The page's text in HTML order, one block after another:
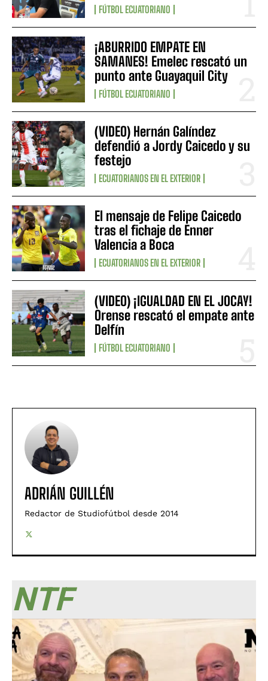
FÚTBOL ECUATORIANO
¡ABURRIDO EMPATE EN
SAMANES! Emelec rescató un
punto ante Guayaquil City
FÚTBOL ECUATORIANO
(VIDEO) Hernán Galíndez
defendió a Jordy Caicedo y su
festejo
ECUATORIANOS EN EL EXTERIOR
El mensaje de Felipe Caicedo
tras el fichaje de Enner
Valencia a Boca
ECUATORIANOS EN EL EXTERIOR
(VIDEO) ¡IGUALDAD EN EL JOCAY!
Orense rescató el empate ante
Delfín
FÚTBOL ECUATORIANO
ADRIÁN GUILLÉN
Redactor de Studiofútbol desde 2014
NTF